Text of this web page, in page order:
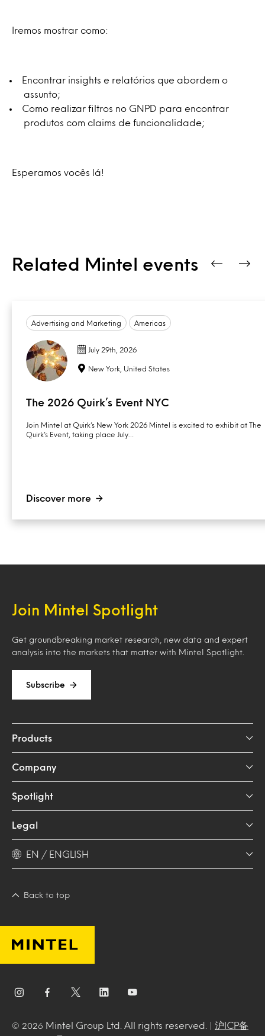
Iremos mostrar como:
Encontrar insights e relatórios que abordem o
assunto;
Como realizar filtros no GNPD para encontrar
produtos com claims de funcionalidade;
Esperamos vocês lá!
Related Mintel events
Advertising and Marketing Americas
July 29th, 2026
New York, United States
The 2026 Quirk’s Event NYC
Join Mintel at Quirk’s New York 2026 Mintel is excited to exhibit at The
Quirk’s Event, taking place July…
Discover more
Join Mintel Spotlight
Get groundbreaking market research, new data and expert
analysis into the markets that matter with Mintel Spotlight.
Subscribe
Products
Company
Spotlight
Legal
EN / ENGLISH
Back to top
© 2026 Mintel Group Ltd. All rights reserved. | 沪ICP备